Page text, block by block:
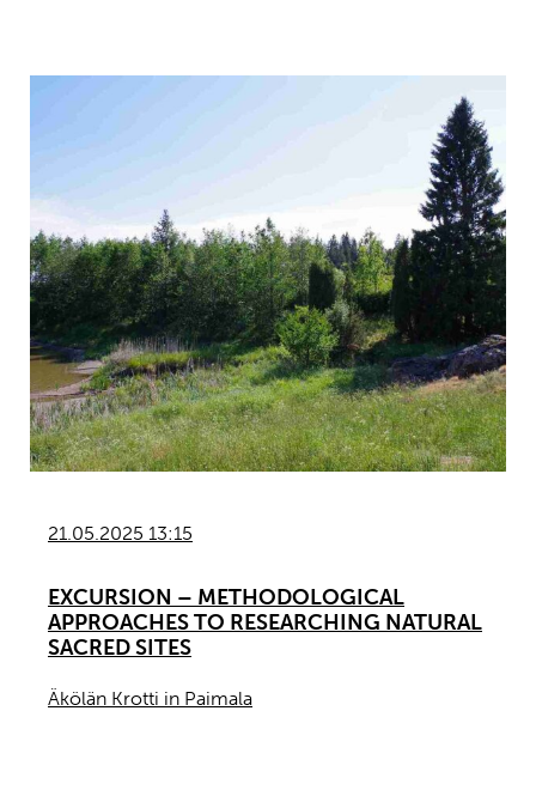
21.05.2025 13:15
EXCURSION – METHODOLOGICAL
APPROACHES TO RESEARCHING NATURAL
SACRED SITES
Äkölän Krotti in Paimala